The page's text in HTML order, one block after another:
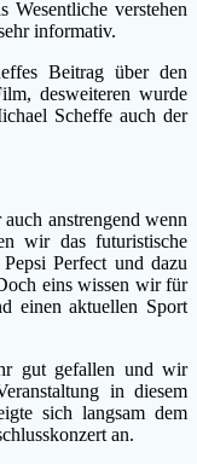
verstehen
informativ.
Beitrag über den
desweiteren wurde
Scheffe auch der
anstrengend wenn
wir das futuristische
Perfect und dazu
eins wissen wir für
einen aktuellen Sport
gut gefallen und wir
in diesem
sich langsam dem
an.